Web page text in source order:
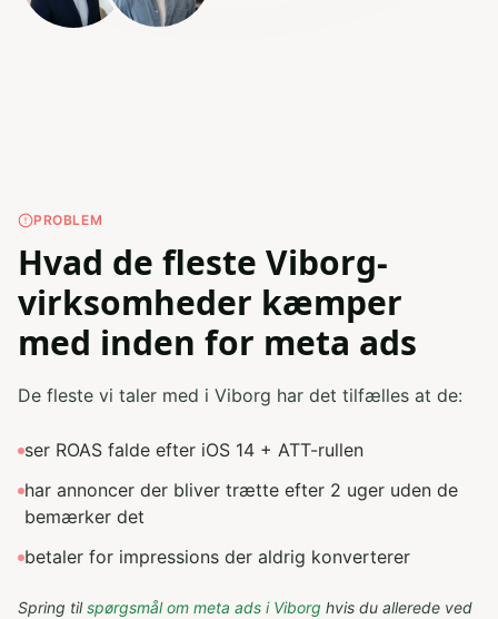
PROBLEM
Hvad de fleste Viborg-
virksomheder kæmper
med inden for meta ads
De fleste vi taler med i Viborg har det tilfælles at de:
ser ROAS falde efter iOS 14 + ATT-rullen
har annoncer der bliver trætte efter 2 uger uden de
bemærker det
betaler for impressions der aldrig konverterer
Spring tilspørgsmål om meta ads i Viborg hvis du allerede ved